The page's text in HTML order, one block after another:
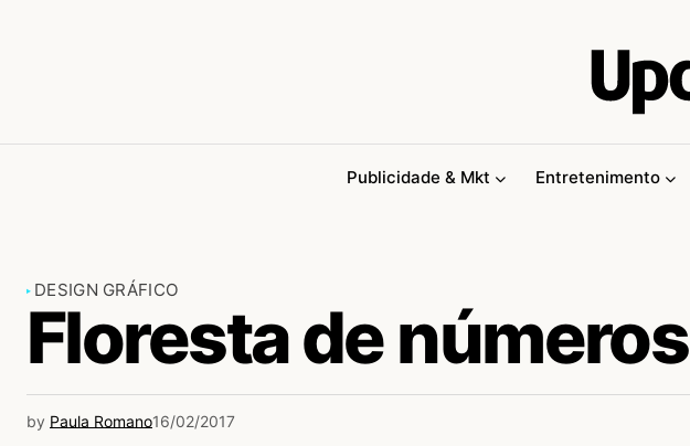
Publicidade & Mkt Entretenimento
DESIGN GRÁFICO
Floresta de números
by Paula Romano16/02/2017